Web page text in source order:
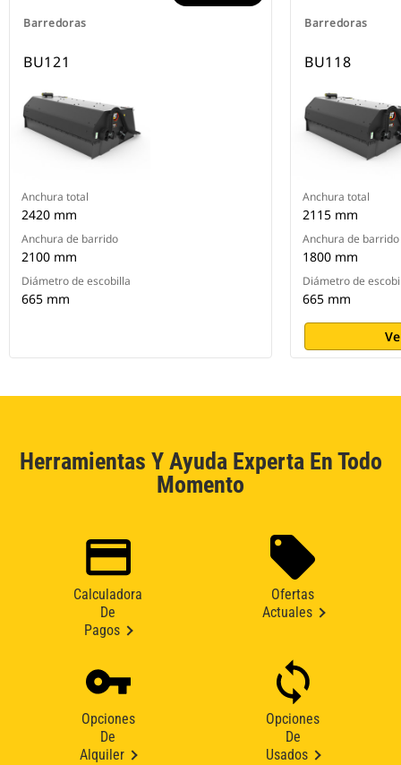
Barredoras
BU121
Anchura total
2420 mm
Anchura de barrido
2100 mm
Diámetro de escobilla
665 mm
Barredoras
BU118
Anchura total
2115 mm
Anchura de barrido
1800 mm
Diámetro de
665 mm
Herramientas Y Ayuda Experta En Todo
Momento
Calculadora
De
Pagos
Ofertas
Actuales
Opciones
De
Alquiler
Opciones
De
Usados